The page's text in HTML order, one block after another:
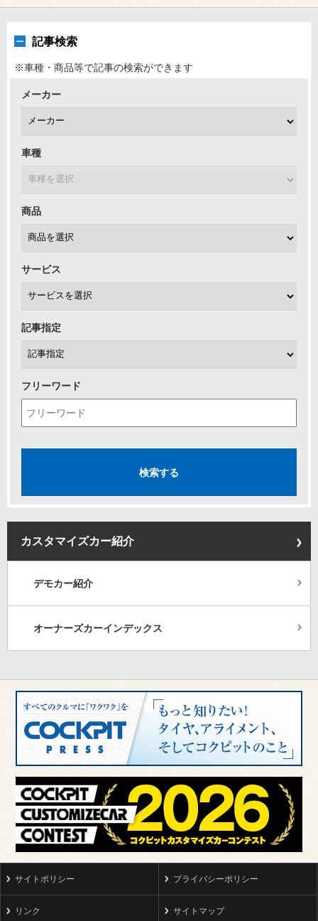
記事検索
※車種・商品等で記事の検索ができます
メーカー
車種
商品
サービス
記事指定
フリーワード
カスタマイズカー紹介
デモカー紹介
オーナーズカーインデックス
サイトポリシー プライバシーポリシー
リンク サイトマップ